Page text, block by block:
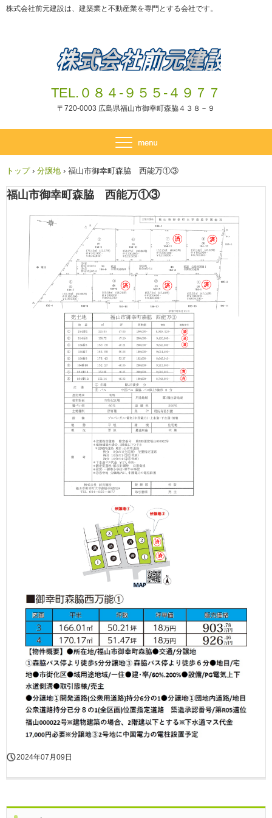
株式会社前元建設は、建築業と不動産業を専門とする会社です。
TEL.０８４-９５５-４９７７
〒720-0003 広島県福山市御幸町森脇４３８－９
トップ › 分譲地 › 福山市御幸町森脇 西能万①③
福山市御幸町森脇 西能万①③
2024年07月09日